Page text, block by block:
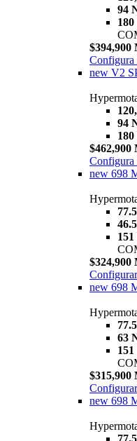
94
$394,900
Configura
new V2
94
$462,900
Configura
new 698
$324,900
Configurar
new 698
63
$315,900
Configurar
new 698